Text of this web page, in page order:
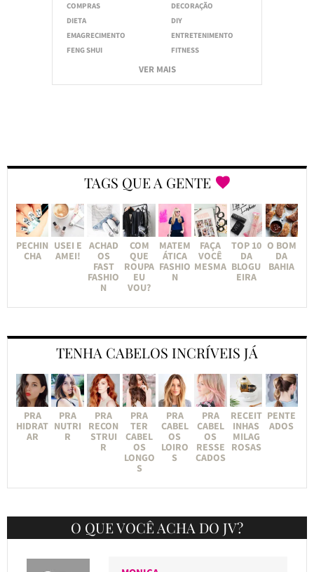
COMPRAS
DECORAÇÃO
DIETA
DIY
EMAGRECIMENTO
ENTRETENIMENTO
FENG SHUI
FITNESS
VER MAIS
TAGS QUE A GENTE
PECHIN
CHA
USEI E
AMEI!
ACHAD
OS
FAST
FASHIO
N
COM
QUE
ROUPA
EU
VOU?
MATEM
ÁTICA
FASHIO
N
FAÇA
VOCÊ
MESMA
TOP 10
DA
BLOGU
EIRA
O BOM
DA
BAHIA
TENHA CABELOS INCRÍVEIS JÁ
PRA
HIDRAT
AR
PRA
NUTRI
R
PRA
RECON
STRUI
R
PRA
TER
CABEL
OS
LONGO
S
PRA
CABEL
OS
LOIRO
S
PRA
CABEL
OS
RESSE
CADOS
RECEIT
INHAS
MILAG
ROSAS
PENTE
ADOS
O QUE VOCÊ ACHA DO JV?